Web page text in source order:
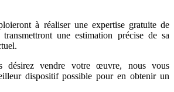
à réaliser une expertise gratuite de
une estimation précise de sa
désirez vendre votre œuvre, nous vous
dispositif possible pour en obtenir un